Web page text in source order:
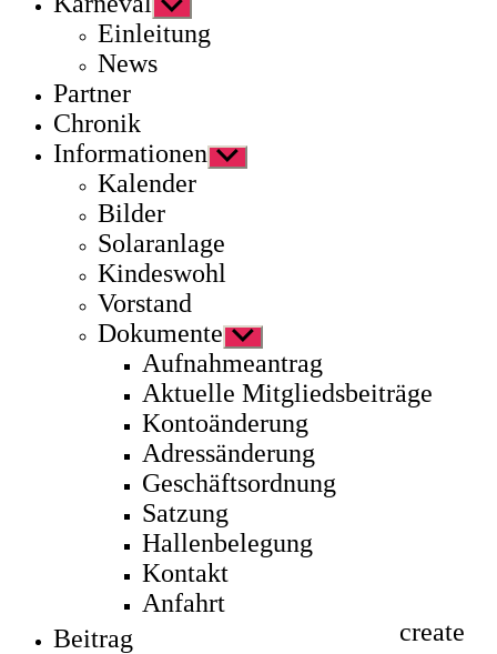
Untermenü
anzeigen
Einleitung
News
Partner
Chronik
Informationen Untermenü
anzeigen
Kalender
Bilder
Solaranlage
Kindeswohl
Vorstand
Dokumente Untermenü
anzeigen
Aufnahmeantrag
Aktuelle Mitgliedsbeiträge
Kontoänderung
Adressänderung
Geschäftsordnung
Satzung
Hallenbelegung
Kontakt
Anfahrt
Beitrag
create